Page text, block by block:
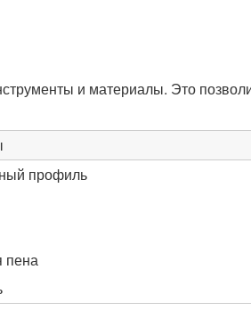
и материалы. Это
профиль
пена